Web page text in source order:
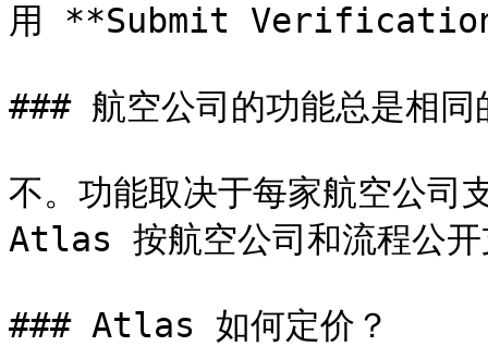
用 **Submit
### 航空公司的功能总是相同
不。功能取决于每家航空公司
Atlas 按航空公司和流程公开
### Atlas 如何定价？